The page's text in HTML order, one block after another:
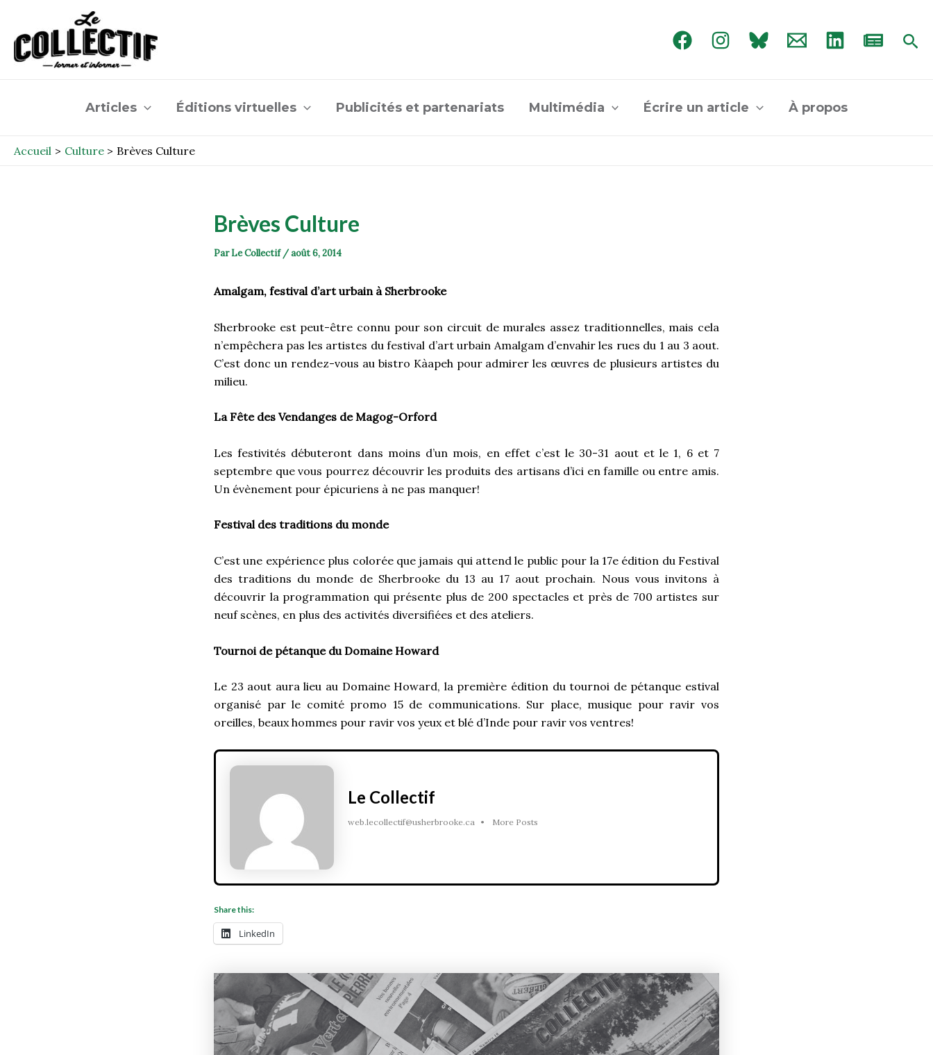
contenu
Articles Éditions virtuelles Publicités et partenariats Multimédia Écrire un article À propos
Accueil Culture Brèves Culture
Brèves Culture
ParLe Collectif /août 6, 2014
Amalgam, festival d’art urbain à Sherbrooke
Sherbrooke est peut-être connu pour son circuit de murales assez traditionnelles, mais cela
n’empêchera pas les artistes du festival d’art urbain Amalgam d’envahir les rues du 1 au 3 aout.
C’est donc un rendez-vous au bistro Kàapeh pour admirer les œuvres de plusieurs artistes du
milieu.
La Fête des Vendanges de Magog-Orford
Les festivités débuteront dans moins d’un mois, en effet c’est le 30-31 aout et le 1, 6 et 7
septembre que vous pourrez découvrir les produits des artisans d’ici en famille ou entre amis.
Un évènement pour épicuriens à ne pas manquer!
Festival des traditions du monde
C’est une expérience plus colorée que jamais qui attend le public pour la 17e édition du Festival
des traditions du monde de Sherbrooke du 13 au 17 aout prochain. Nous vous invitons à
découvrir la programmation qui présente plus de 200 spectacles et près de 700 artistes sur
neuf scènes, en plus des activités diversifiées et des ateliers.
Tournoi de pétanque du Domaine Howard
Le 23 aout aura lieu au Domaine Howard, la première édition du tournoi de pétanque estival
organisé par le comité promo 15 de communications. Sur place, musique pour ravir vos
oreilles, beaux hommes pour ravir vos yeux et blé d’Inde pour ravir vos ventres!
Le Collectif
web.lecollectif@usherbrooke.ca • More Posts
Share this:
LinkedIn